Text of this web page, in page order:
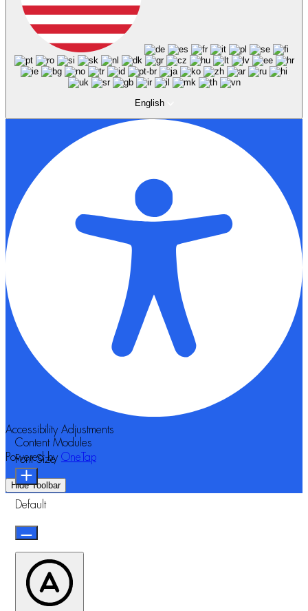
English
Accessibility Adjustments
Powered by OneTap
Hide Toolbar
Content Modules
Font Size
Default